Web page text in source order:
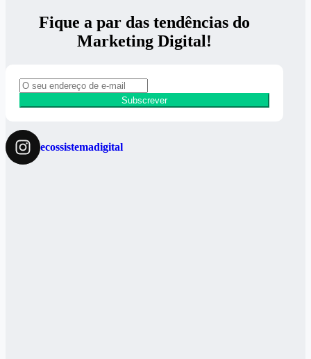
Fique a par das tendências do
Marketing Digital!
Subscrever
ecossistemadigital